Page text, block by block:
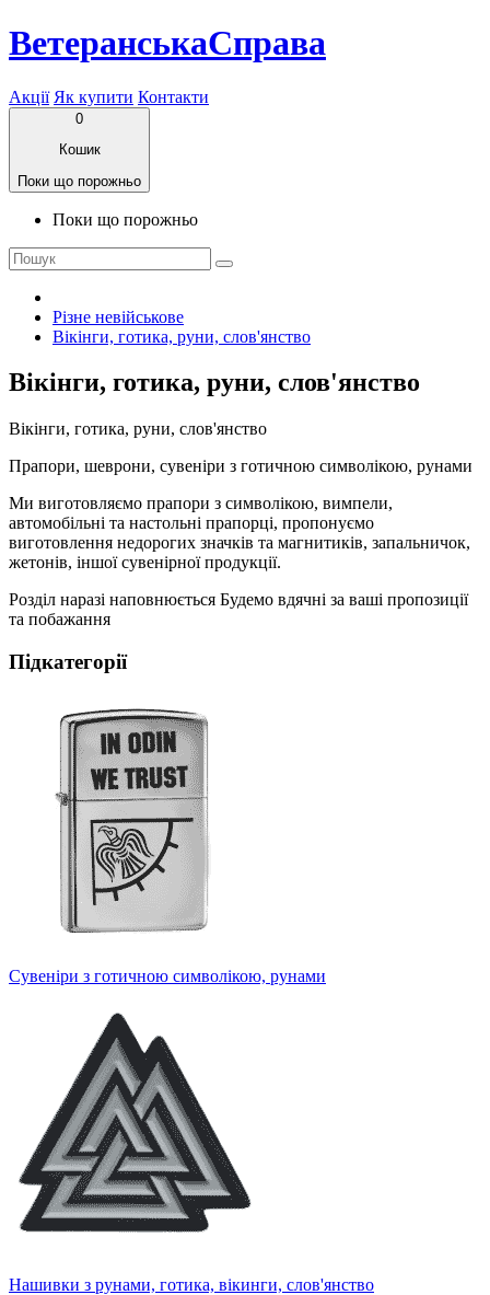
ВетеранськаСправа
Акції Як купити Контакти
0
Кошик
Поки що порожньо
Поки що порожньо
Різне невійськове
Вікінги, готика, руни, слов'янство
Вікінги, готика, руни, слов'янство
Вікінги, готика, руни, слов'янство
Прапори, шеврони, сувеніри з готичною символікою, рунами
Ми виготовляємо прапори з символікою, вимпели,
автомобільні та настольні прапорці, пропонуємо
виготовлення недорогих значків та магнитиків, запальничок,
жетонів, іншої сувенірної продукції.
Розділ наразі наповнюється Будемо вдячні за ваші пропозиції
та побажання
Підкатегорії
Сувеніри з готичною символікою, рунами
Нашивки з рунами, готика, вікинги, слов'янство